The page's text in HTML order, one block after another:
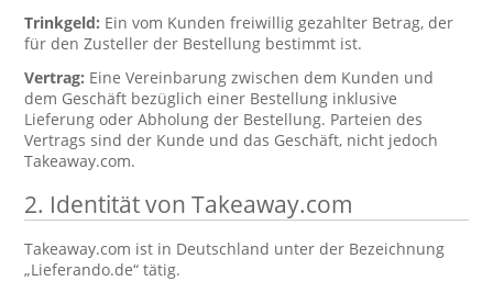
Trinkgeld: Ein vom Kunden freiwillig gezahlter Betrag, der
für den Zusteller der Bestellung bestimmt ist.
Vertrag: Eine Vereinbarung zwischen dem Kunden und
dem Geschäft bezüglich einer Bestellung inklusive
Lieferung oder Abholung der Bestellung. Parteien des
Vertrags sind der Kunde und das Geschäft, nicht jedoch
Takeaway.com.
2. Identität von Takeaway.com
Takeaway.com ist in Deutschland unter der Bezeichnung
„Lieferando.de“ tätig.